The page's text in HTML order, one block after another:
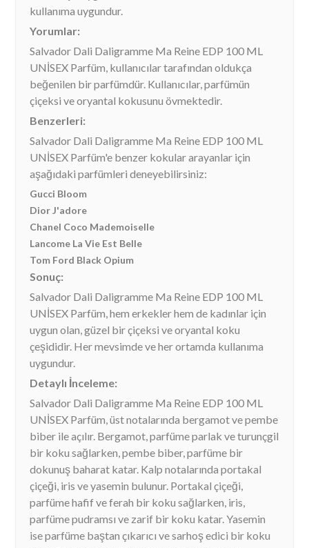
kullanıma uygundur.
Yorumlar:
Salvador Dali Daligramme Ma Reine EDP 100 ML
UNİSEX Parfüm, kullanıcılar tarafından oldukça
beğenilen bir parfümdür. Kullanıcılar, parfümün
çiçeksi ve oryantal kokusunu övmektedir.
Benzerleri:
Salvador Dali Daligramme Ma Reine EDP 100 ML
UNİSEX Parfüm'e benzer kokular arayanlar için
aşağıdaki parfümleri deneyebilirsiniz:
Gucci Bloom
Dior J'adore
Chanel Coco Mademoiselle
Lancome La Vie Est Belle
Tom Ford Black Opium
Sonuç:
Salvador Dali Daligramme Ma Reine EDP 100 ML
UNİSEX Parfüm, hem erkekler hem de kadınlar için
uygun olan, güzel bir çiçeksi ve oryantal koku
çeşididir. Her mevsimde ve her ortamda kullanıma
uygundur.
Detaylı İnceleme:
Salvador Dali Daligramme Ma Reine EDP 100 ML
UNİSEX Parfüm, üst notalarında bergamot ve pembe
biber ile açılır. Bergamot, parfüme parlak ve turunçgil
bir koku sağlarken, pembe biber, parfüme bir
dokunuş baharat katar. Kalp notalarında portakal
çiçeği, iris ve yasemin bulunur. Portakal çiçeği,
parfüme hafif ve ferah bir koku sağlarken, iris,
parfüme pudramsı ve zarif bir koku katar. Yasemin
ise parfüme baştan çıkarıcı ve sarhoş edici bir koku